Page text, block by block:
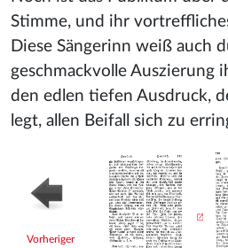
Stimme, und ihr
Diese Sängerinn weiß auch
geschmackvolle Auszierung
den edlen tiefen Ausdruck,
legt, allen Beifall sich zu
Vorheriger